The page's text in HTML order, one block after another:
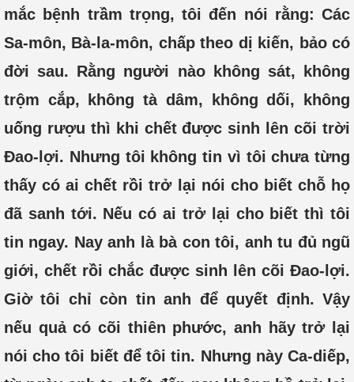
mắc bệnh trầm trọng, tôi đến nói rằng: Các
Sa-môn, Bà-la-môn, chấp theo dị kiến, bảo có
đời sau. Rằng người nào không sát, không
trộm cắp, không tà dâm, không dối, không
uống rượu thì khi chết được sinh lên cõi trời
Đao-lợi. Nhưng tôi không tin vì tôi chưa từng
thấy có ai chết rồi trở lại nói cho biết chỗ họ
đã sanh tới. Nếu có ai trở lại cho biết thì tôi
tin ngay. Nay anh là bà con tôi, anh tu đủ ngũ
giới, chết rồi chắc được sinh lên cõi Đao-lợi.
Giờ tôi chỉ còn tin anh để quyết định. Vậy
nếu quả có cõi thiên phước, anh hãy trở lại
nói cho tôi biết để tôi tin. Nhưng này Ca-diếp,